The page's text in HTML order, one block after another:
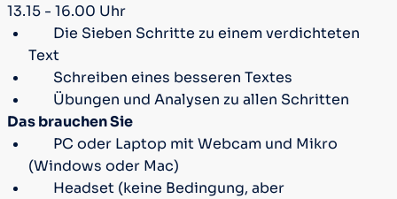
13.15 - 16.00 Uhr
Die Sieben Schritte zu einem verdichteten
Text
Schreiben eines besseren Textes
Übungen und Analysen zu allen Schritten
Das brauchen Sie
PC oder Laptop mit Webcam und Mikro
(Windows oder Mac)
Headset (keine Bedingung, aber